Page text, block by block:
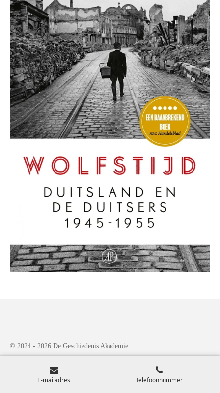
© 2024 - 2026 De Geschiedenis Akademie
E-mailadres Telefoonnummer